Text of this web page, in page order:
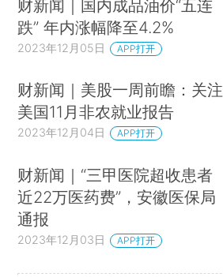
财新闻｜国内成品油价“五连
跌” 年内涨幅降至4.2%
2023年12月05日 APP打开
财新闻｜美股一周前瞻：关注
美国11月非农就业报告
2023年12月04日 APP打开
财新闻｜“三甲医院超收患者
近22万医药费”，安徽医保局
通报
2023年12月03日 APP打开